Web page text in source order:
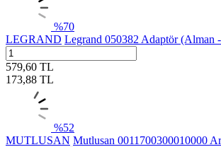
%70
LEGRAND Legrand 050382 Adaptör (Alman -
579,60 TL
173,88 TL
%52
MUTLUSAN Mutlusan 0011700300010000